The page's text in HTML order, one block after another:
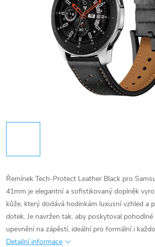
Řemínek Tech-Protect Leather Black pro
41mm je elegantní a sofistikovaný doplněk
kůže, který dodává hodinkám luxusní vzhled a
dotek. Je navržen tak, aby poskytoval
upevnění na zápěstí, ideální pro formální i
Detailní informace